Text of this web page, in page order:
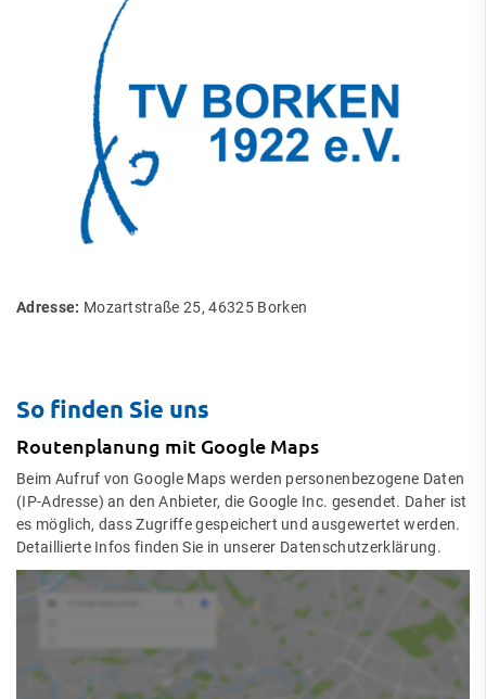
Adresse: Mozartstraße 25, 46325 Borken
So finden Sie uns
Routenplanung mit Google Maps
Beim Aufruf von Google Maps werden personenbezogene Daten
(IP-Adresse) an den Anbieter, die Google Inc. gesendet. Daher ist
es möglich, dass Zugriffe gespeichert und ausgewertet werden.
Detaillierte Infos finden Sie in unserer Datenschutzerklärung.